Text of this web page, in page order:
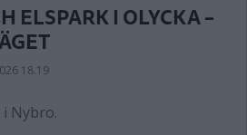
ELSPARK I OLYCKA –
18.19
Nybro.